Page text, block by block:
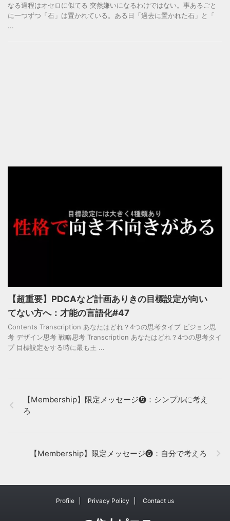
なる過程はオセロに似てる 突然嫌いになるわけではない。事あるごと
に一つずつ「石」は置かれている。ある日「過去に置かれた石」と「
...
【超重要】PDCAなど計画ありきの目標設定が向い
てない方へ：才能の言語化#47
Contents Transcription あなたはどれ？4つの思考タイプ ビジョン思
考 デザイン思考 戦略思考 Transcription あなたはどれ？4つの思考タイ
プ 目標設定をする時に最も王 ...
【Membership】限定メッセージ❺：シンプルに考え
ろ
【Membership】限定メッセージ❻：自分で考えろ
Profile Privacy Policy Contact us